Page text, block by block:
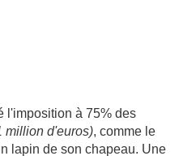
l'imposition à 75% des
million d'euros), comme le
lapin de son chapeau. Une